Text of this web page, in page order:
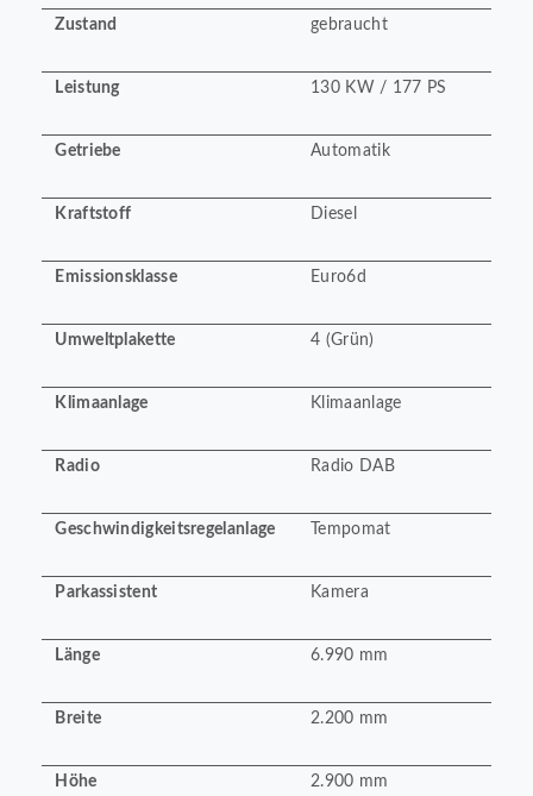
Zustand gebraucht
Leistung 130 KW / 177 PS
Getriebe Automatik
Kraftstoff Diesel
Emissionsklasse Euro6d
Umweltplakette 4 (Grün)
Klimaanlage Klimaanlage
Radio Radio DAB
Geschwindigkeitsregelanlage Tempomat
Parkassistent Kamera
Länge 6.990 mm
Breite 2.200 mm
Höhe 2.900 mm